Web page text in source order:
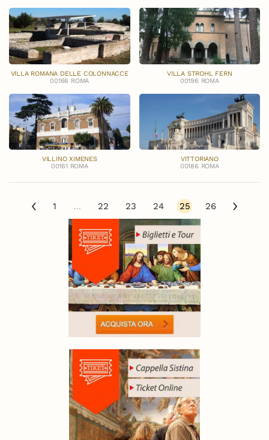
VILLA ROMANA DELLE COLONNACCE
00166 ROMA
VILLA STROHL FERN
00196 ROMA
VILLINO XIMENES
00161 ROMA
VITTORIANO
00186 ROMA
1 … 22 23 24 25 26